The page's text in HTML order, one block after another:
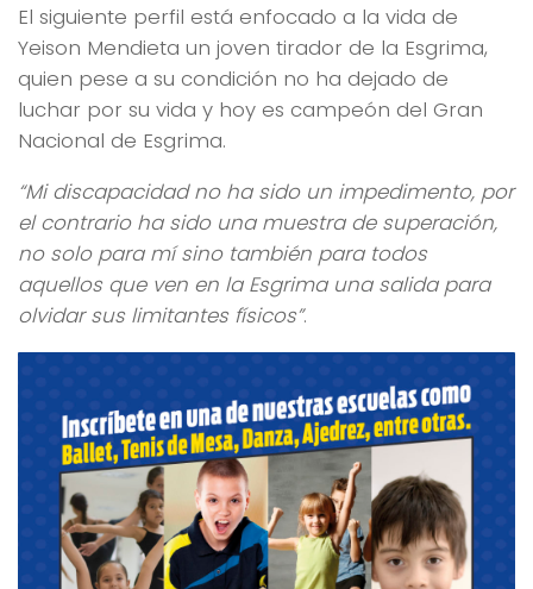
El siguiente perfil está enfocado a la vida de
Yeison Mendieta un joven tirador de la Esgrima,
quien pese a su condición no ha dejado de
luchar por su vida y hoy es campeón del Gran
Nacional de Esgrima.
“Mi discapacidad no ha sido un impedimento, por
el contrario ha sido una muestra de superación,
no solo para mí sino también para todos
aquellos que ven en la Esgrima una salida para
olvidar sus limitantes físicos”.